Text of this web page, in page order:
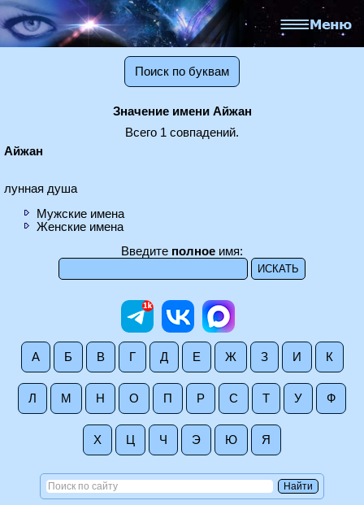
Поиск по буквам
Значение имени Айжан
Всего 1 совпадений.
Айжан
лунная душа
Мужские имена
Женские имена
Введите полное имя:
А Б В Г Д Е Ж З И К
Л М Н О П Р С Т У Ф
Х Ц Ч Э Ю Я